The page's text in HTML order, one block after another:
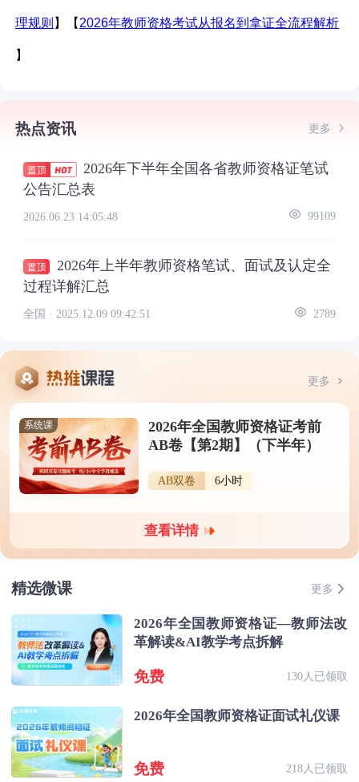
理规则 】【 2026年教师资格考试从报名到拿证全流程解析
】
热点资讯 更多
2026年下半年全国各省教师资格证笔试
公告汇总表
2026.06.23 14:05:48 99109
2026年上半年教师资格笔试、面试及认定全
过程详解汇总
全国 · 2025.12.09 09:42:51 2789
更多
系统课
2026年全国教师资格证考前
AB卷【第2期】（下半年）
AB双卷 6小时
查看详情
精选微课 更多
2026年全国教师资格证—教师法改
革解读&AI教学考点拆解
免费 130人已领取
2026年全国教师资格证面试礼仪课
免费 218人已领取